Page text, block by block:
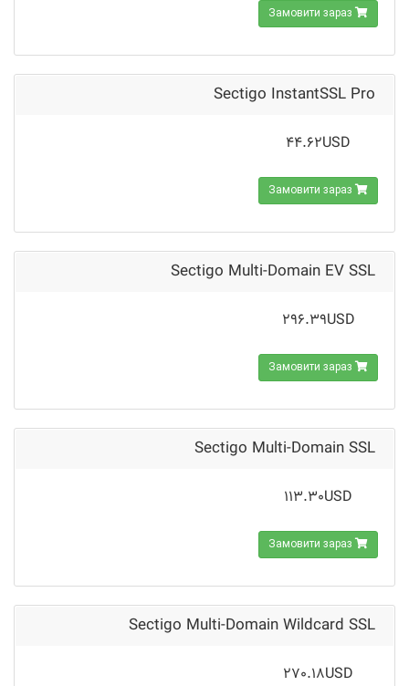
Замовити зараз
Sectigo InstantSSL Pro
44.62USD
Замовити зараз
Sectigo Multi-Domain EV SSL
296.39USD
Замовити зараз
Sectigo Multi-Domain SSL
113.30USD
Замовити зараз
Sectigo Multi-Domain Wildcard SSL
270.18USD